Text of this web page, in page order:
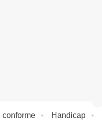
Handicap